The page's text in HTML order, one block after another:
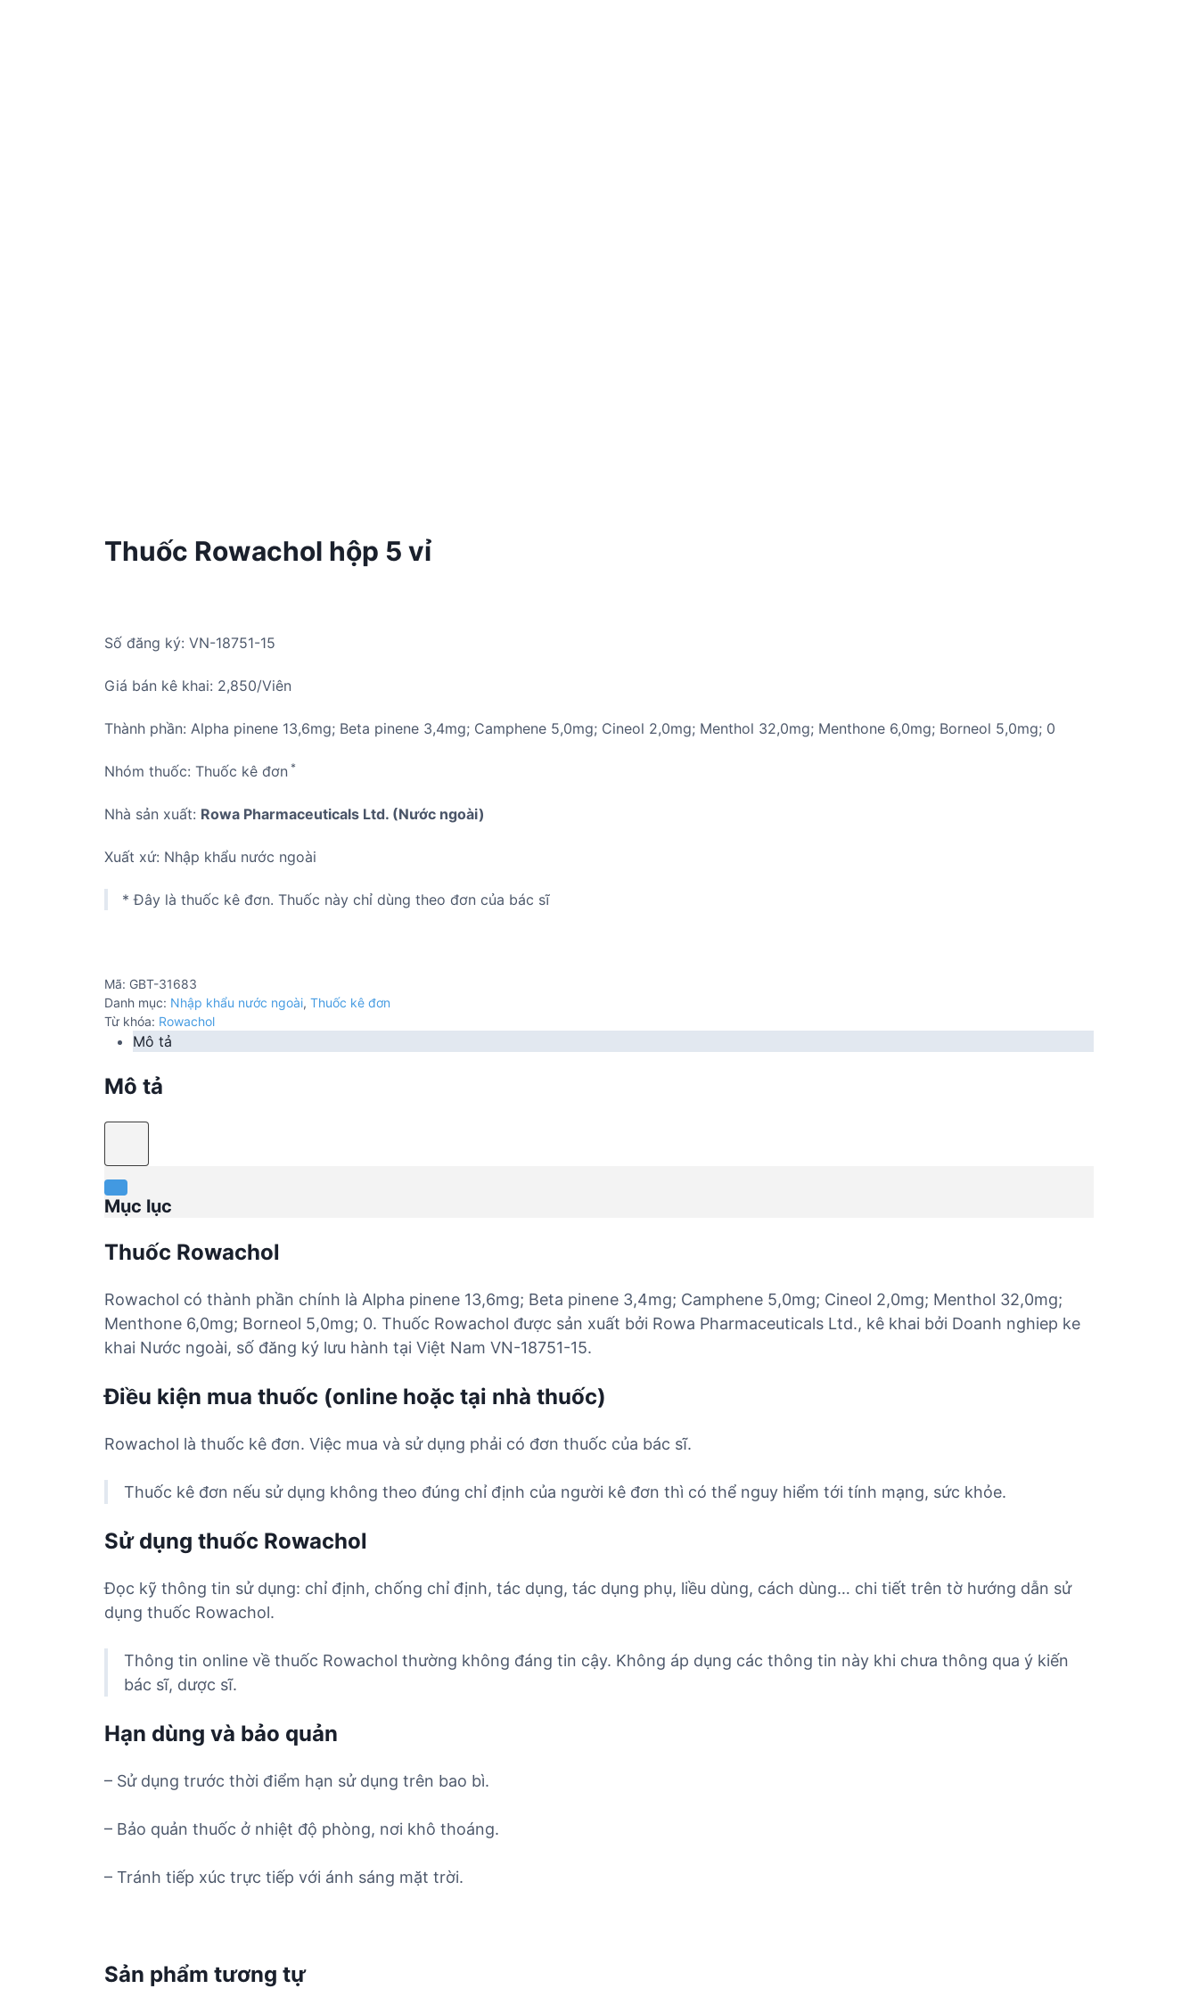
Thuốc Rowachol hộp 5 vỉ
Số đăng ký: VN-18751-15
Giá bán kê khai: 2,850/Viên
Thành phần: Alpha pinene 13,6mg; Beta pinene 3,4mg; Camphene 5,0mg; Cineol 2,0mg; Menthol 32,0mg; Menthone 6,0mg; Borneol 5,0mg; 0
Nhóm thuốc: Thuốc kê đơn *
Nhà sản xuất: Rowa Pharmaceuticals Ltd. (Nước ngoài)
Xuất xứ: Nhập khẩu nước ngoài
* Đây là thuốc kê đơn. Thuốc này chỉ dùng theo đơn của bác sĩ
Mã: GBT-31683
Danh mục: Nhập khẩu nước ngoài, Thuốc kê đơn
Từ khóa: Rowachol
Mô tả
Mô tả
Mục lục
Thuốc Rowachol
Rowachol có thành phần chính là Alpha pinene 13,6mg; Beta pinene 3,4mg; Camphene 5,0mg; Cineol 2,0mg; Menthol 32,0mg;
Menthone 6,0mg; Borneol 5,0mg; 0. Thuốc Rowachol được sản xuất bởi Rowa Pharmaceuticals Ltd., kê khai bởi Doanh nghiep ke
khai Nước ngoài, số đăng ký lưu hành tại Việt Nam VN-18751-15.
Điều kiện mua thuốc (online hoặc tại nhà thuốc)
Rowachol là thuốc kê đơn. Việc mua và sử dụng phải có đơn thuốc của bác sĩ.
Thuốc kê đơn nếu sử dụng không theo đúng chỉ định của người kê đơn thì có thể nguy hiểm tới tính mạng, sức khỏe.
Sử dụng thuốc Rowachol
Đọc kỹ thông tin sử dụng: chỉ định, chống chỉ định, tác dụng, tác dụng phụ, liều dùng, cách dùng… chi tiết trên tờ hướng dẫn sử
dụng thuốc Rowachol.
Thông tin online về thuốc Rowachol thường không đáng tin cậy. Không áp dụng các thông tin này khi chưa thông qua ý kiến
bác sĩ, dược sĩ.
Hạn dùng và bảo quản
– Sử dụng trước thời điểm hạn sử dụng trên bao bì.
– Bảo quản thuốc ở nhiệt độ phòng, nơi khô thoáng.
– Tránh tiếp xúc trực tiếp với ánh sáng mặt trời.
Sản phẩm tương tự